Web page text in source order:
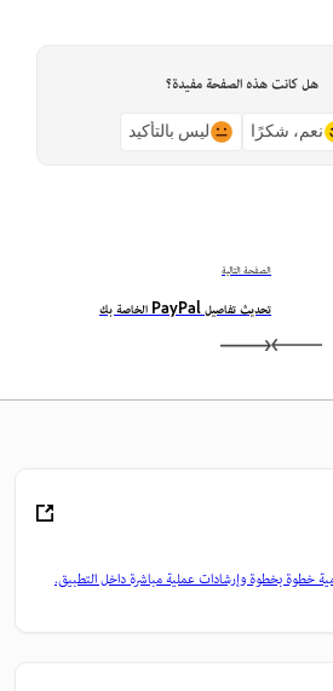
هل كانت هذه الصفحة مفيدة؟
نعم، شكرًا ليس بالتأكيد
الصفحة التالية
تحديث تفاصيل PayPal الخاصة بك
خطوة بخطوة وإرشادات عملية مباشرة داخل التطبيق.